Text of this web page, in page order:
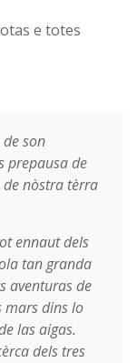
e totes
son
prepausa de
de nòstra tèrra
ennaut dels
tan granda
aventuras de
mars dins lo
las aigas.
dels tres